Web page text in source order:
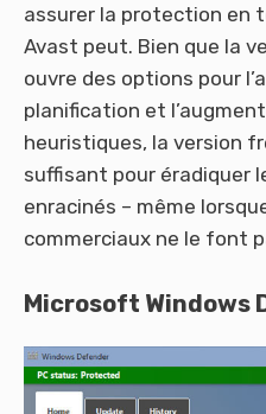
assurer la protection en
Avast peut. Bien que la
ouvre des options pour
planification et
heuristiques, la version
suffisant pour éradiquer
enracinés – même
commerciaux ne le font
Microsoft Windows